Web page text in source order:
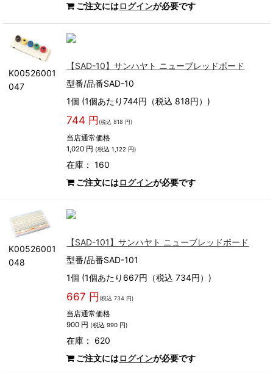
ご注文にはログインが必要です
K00526001
047
【SAD-10】サンハヤト ニューブレッドボード
型番/品番SAD-10
1個 (1個あたり744円（税込 818円）)
744 円 (税込 818 円)
当店通常価格
1,020 円 (税込 1,122 円)
在庫： 160
ご注文にはログインが必要です
K00526001
048
【SAD-101】サンハヤト ニューブレッドボード
型番/品番SAD-101
1個 (1個あたり667円（税込 734円）)
667 円 (税込 734 円)
当店通常価格
900 円 (税込 990 円)
在庫： 620
ご注文にはログインが必要です